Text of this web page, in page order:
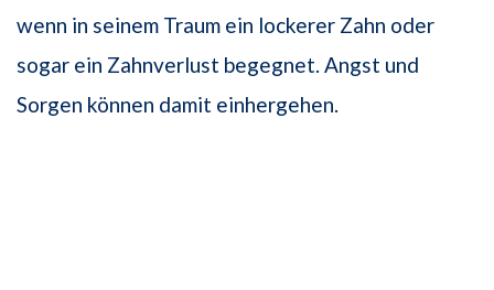
wenn in seinem Traum ein lockerer Zahn oder
sogar ein Zahnverlust begegnet. Angst und
Sorgen können damit einhergehen.